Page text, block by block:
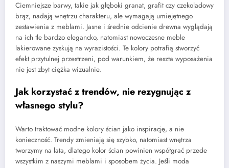
Ciemniejsze barwy, takie jak głęboki granat, grafit czy czekoladowy
brąz, nadają wnętrzu charakteru, ale wymagają umiejętnego
zestawienia z meblami. Jasne i średnie odcienie drewna wyglądają
na ich tle bardzo elegancko, natomiast nowoczesne meble
lakierowane zyskują na wyrazistości. Te kolory potrafią stworzyć
efekt przytulnej przestrzeni, pod warunkiem, że reszta wyposażenia
nie jest zbyt ciężka wizualnie.
Jak korzystać z trendów, nie rezygnując z
własnego stylu?
Warto traktować modne kolory ścian jako inspirację, a nie
konieczność. Trendy zmieniają się szybko, natomiast wnętrza
tworzymy na lata, dlatego kolor ścian powinien współgrać przede
wszystkim z naszymi meblami i sposobem życia. Jeśli moda